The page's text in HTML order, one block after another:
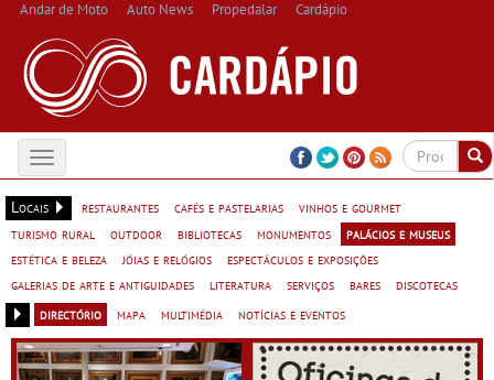
Andar de Moto Auto News Propedalar Cardápio
Toggle
navigation
Locais
restaurantes cafés e pastelarias
vinhos e gourmet
turismo rural
outdoor bibliotecas monumentos
palácios e museus
estética e beleza
jóias e relógios
espectáculos e exposições
galerias de arte e antiguidades
literatura serviços bares
discotecas
directório
mapa multimédia notícias e eventos